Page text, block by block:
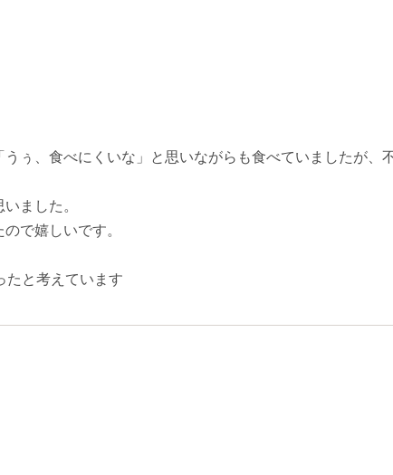
ぅ、食べにくいな」と思いながらも食べていましたが、
ました。
で嬉しいです。
たと考えています